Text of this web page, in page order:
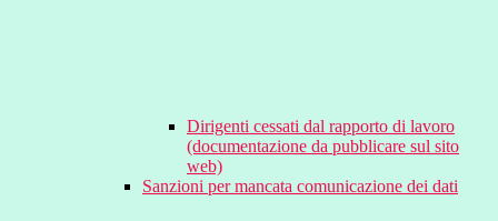
Dirigenti cessati dal rapporto di lavoro
(documentazione da pubblicare sul sito
web)
Sanzioni per mancata comunicazione dei dati